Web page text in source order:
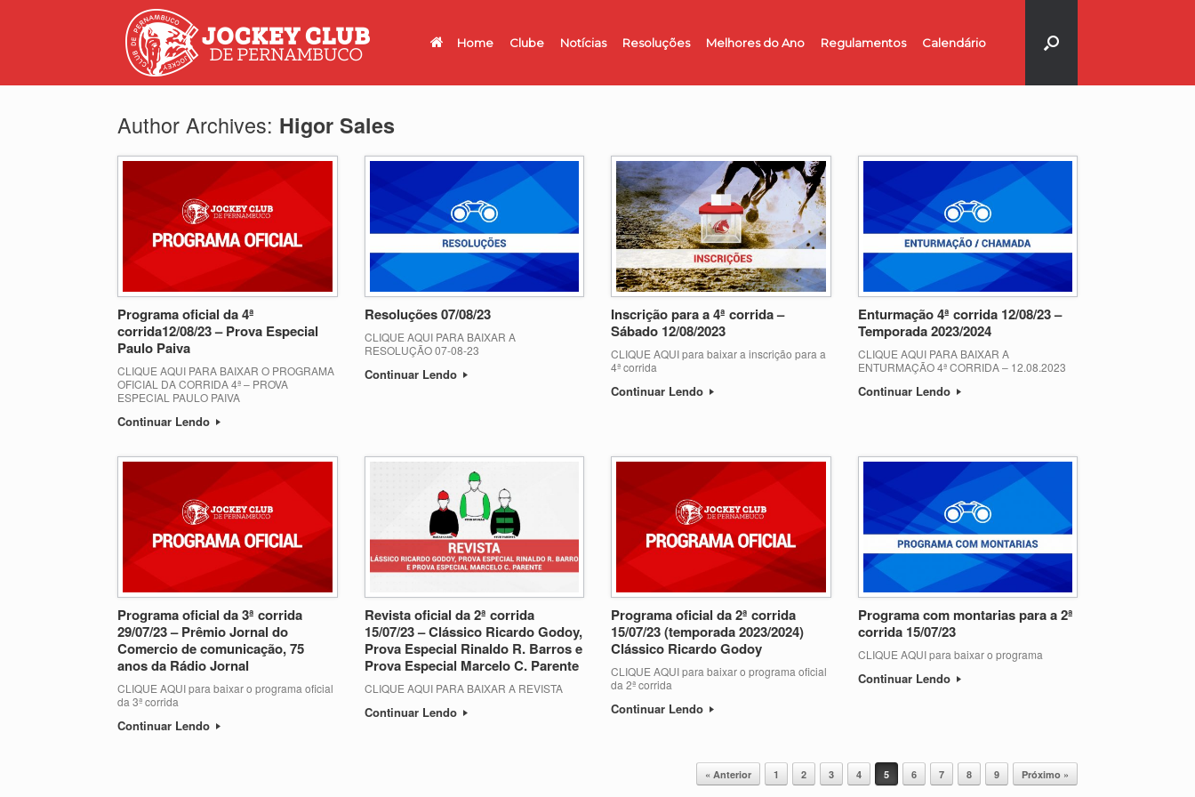
Home Clube Notícias Resoluções Melhores do Ano Regulamentos Calendário
Author Archives: Higor Sales
Programa oficial da 4ª
corrida12/08/23 – Prova Especial
Paulo Paiva
CLIQUE AQUI PARA BAIXAR O PROGRAMA
OFICIAL DA CORRIDA 4ª – PROVA
ESPECIAL PAULO PAIVA
Continuar Lendo
Resoluções 07/08/23
CLIQUE AQUI PARA BAIXAR A
RESOLUÇÃO 07-08-23
Continuar Lendo
Inscrição para a 4ª corrida –
Sábado 12/08/2023
CLIQUE AQUI para baixar a inscrição para a
4ª corrida
Continuar Lendo
Enturmação 4ª corrida 12/08/23 –
Temporada 2023/2024
CLIQUE AQUI PARA BAIXAR A
ENTURMAÇÃO 4ª CORRIDA – 12.08.2023
Continuar Lendo
Programa oficial da 3ª corrida
29/07/23 – Prêmio Jornal do
Comercio de comunicação, 75
anos da Rádio Jornal
CLIQUE AQUI para baixar o programa oficial
da 3ª corrida
Continuar Lendo
Revista oficial da 2ª corrida
15/07/23 – Clássico Ricardo Godoy,
Prova Especial Rinaldo R. Barros e
Prova Especial Marcelo C. Parente
CLIQUE AQUI PARA BAIXAR A REVISTA
Continuar Lendo
Programa oficial da 2ª corrida
15/07/23 (temporada 2023/2024)
Clássico Ricardo Godoy
CLIQUE AQUI para baixar o programa oficial
da 2ª corrida
Continuar Lendo
Programa com montarias para a 2ª
corrida 15/07/23
CLIQUE AQUI para baixar o programa
Continuar Lendo
« Anterior 1 2 3 4 5 6 7 8 9 Próximo »